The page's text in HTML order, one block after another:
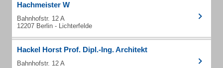
Hachmeister W
Bahnhofstr. 12 A
12207 Berlin - Lichterfelde
Hackel Horst Prof. Dipl.-Ing. Architekt
Bahnhofstr. 12 A